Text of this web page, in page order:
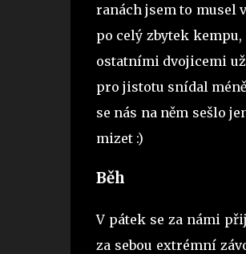
ranách jsem to musel
po celý zbytek
ostatními dvojicemi
pro jistotu snídal
se nás na něm sešlo
mizet :)
Běh
V pátek se za námi
za sebou extrémní